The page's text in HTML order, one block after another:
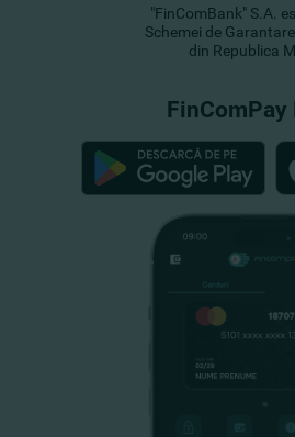
"FinComBank" S.A.
Schemei de
din Republica